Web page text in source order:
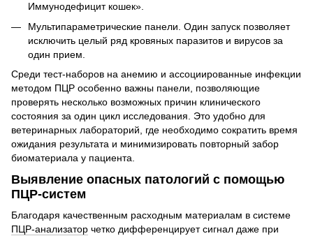
Иммунодефицит кошек».
Мультипараметрические панели. Один запуск позволяет
исключить целый ряд кровяных паразитов и вирусов за
один прием.
Среди тест-наборов на анемию и ассоциированные инфекции
методом ПЦР особенно важны панели, позволяющие
проверять несколько возможных причин клинического
состояния за один цикл исследования. Это удобно для
ветеринарных лабораторий, где необходимо сократить время
ожидания результата и минимизировать повторный забор
биоматериала у пациента.
Выявление опасных патологий с помощью
ПЦР-систем
Благодаря качественным расходным материалам в системе
ПЦР-анализатор четко дифференцирует сигнал даже при